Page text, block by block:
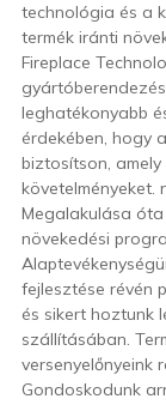
technológia és a
termék iránti
Fireplace
leghatékonyabb
érdekében, hogy
biztosítson,
követelményeket.
Megalakulása
növekedési
fejlesztése révén
és sikert hoztunk
szállításában.
versenyelőnyeink
Gondoskodunk